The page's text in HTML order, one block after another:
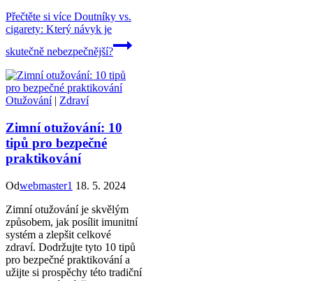
Přečtěte si více Doutníky vs.
cigarety: Který návyk je
skutečně nebezpečnější?
Otužování| Zdraví
Zimní otužování: 10
tipů pro bezpečné
praktikování
Odwebmaster1 18. 5. 2024
Zimní otužování je skvělým
způsobem, jak posílit imunitní
systém a zlepšit celkové
zdraví. Dodržujte tyto 10 tipů
pro bezpečné praktikování a
užijte si prospěchy této tradiční